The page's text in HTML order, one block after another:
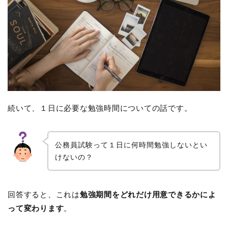
続いて、１日に必要な勉強時間についての話です。
公務員試験って１日に何時間勉強しないとい
けないの？
回答すると、これは勉強期間をどれだけ用意できるかによ
って変わります。